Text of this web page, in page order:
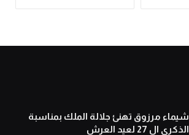
شيماء مرزوق تهنئ جلالة الملك بمناسبة
الذكرى ال 27 لعيد العرش